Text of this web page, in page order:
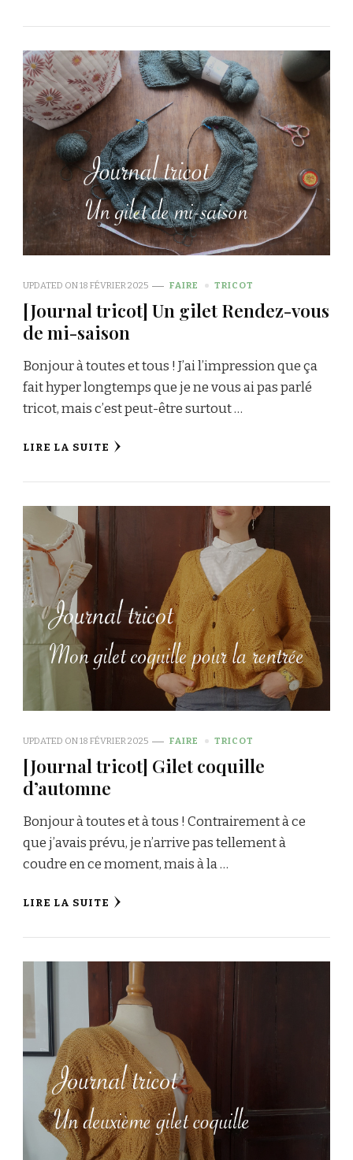
UPDATED ON18 FÉVRIER 2025 FAIRE TRICOT
[Journal tricot] Un gilet Rendez-vous
de mi-saison
Bonjour à toutes et tous ! J’ai l’impression que ça
fait hyper longtemps que je ne vous ai pas parlé
tricot, mais c’est peut-être surtout …
LIRE LA SUITE
UPDATED ON18 FÉVRIER 2025 FAIRE TRICOT
[Journal tricot] Gilet coquille
d’automne
Bonjour à toutes et à tous ! Contrairement à ce
que j’avais prévu, je n’arrive pas tellement à
coudre en ce moment, mais à la …
LIRE LA SUITE